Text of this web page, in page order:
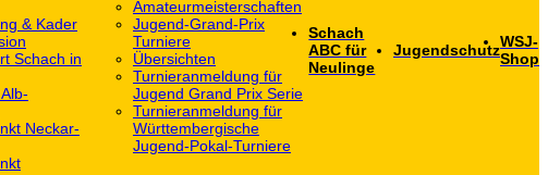
& Kader
Schach in
Neckar-
Amateurmeisterschaften
Jugend-Grand-Prix
Turniere
Übersichten
Turnieranmeldung für
Jugend Grand Prix Serie
Turnieranmeldung für
Württembergische
Jugend-Pokal-Turniere
Schach
ABC für
Neulinge
JugendschutzWSJ-
Shop